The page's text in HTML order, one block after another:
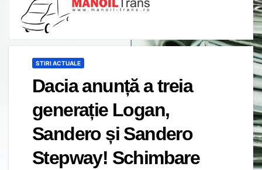
STIRI ACTUALE
Dacia anunță a treia
generație Logan,
Sandero și Sandero
Stepway! Schimbare